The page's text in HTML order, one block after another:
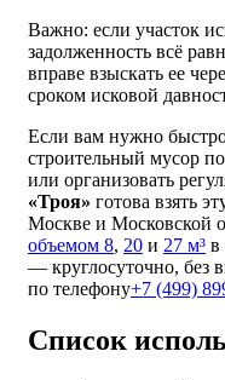
Важно: если участок
задолженность всё
вправе взыскать ее
сроком исковой
Если вам нужно
строительный мусор
или организовать
«Троя» готова взять
Москве и Московской
объемом 8, 20 и 27 м³ в
— круглосуточно, без
по телефону+7 (499)
Список